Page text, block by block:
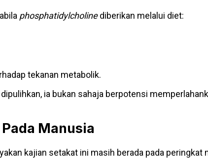
phosphatidylcholinediberikan melalui diet:
tekanan metabolik.
ia bukan sahaja berpotensi
Manusia
kajian setakat ini masih berada pada peringkat